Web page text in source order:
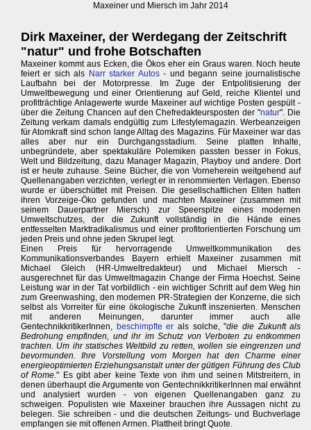
Maxeiner und Miersch im Jahr 2014
Dirk Maxeiner, der Werdegang der Zeitschrift
"natur" und frohe Botschaften
Maxeiner kommt aus Ecken, die Ökos eher ein Graus waren. Noch heute
feiert er sich als Narr starker Autos- und begann seine journalistische
Laufbahn bei der Motorpresse. Im Zuge der Entpolitisierung der
Umweltbewegung und einer Orientierung auf Geld, reiche Klientel und
profitträchtige Anlagewerte wurde Maxeiner auf wichtige Posten gespült -
über die Zeitung Chancen auf den Chefredakteursposten der "natur". Die
Zeitung verkam damals endgültig zum Lifestylemagazin. Werbeanzeigen
für Atomkraft sind schon lange Alltag des Magazins. Für Maxeiner war das
alles aber nur ein Durchgangsstadium. Seine platten Inhalte,
unbegründete, aber spektakuläre Polemiken passten besser in Fokus,
Welt und Bildzeitung, dazu Manager Magazin, Playboy und andere. Dort
ist er heute zuhause. Seine Bücher, die von Vorneherein weitgehend auf
Quellenangaben verzichten, verlegt er in renommierten Verlagen. Ebenso
wurde er überschüttet mit Preisen. Die gesellschaftlichen Eliten hatten
ihren Vorzeige-Öko gefunden und machten Maxeiner (zusammen mit
seinem Dauerpartner Miersch) zur Speerspitze eines modernen
Umweltschutzes, der die Zukunft vollständig in die Hände eines
entfesselten Marktradikalismus und einer profitorientierten Forschung um
jeden Preis und ohne jeden Skrupel legt.
Einen Preis für hervorragende Umweltkommunikation des
Kommunikationsverbandes Bayern erhielt Maxeiner zusammen mit
Michael Gleich (HR-Umweltredakteur) und Michael Miersch -
ausgerechnet für das Umweltmagazin Change der Firma Hoechst. Seine
Leistung war in der Tat vorbildlich - ein wichtiger Schritt auf dem Weg hin
zum Greenwashing, den modernen PR-Strategien der Konzerne, die sich
selbst als Vorreiter für eine ökologische Zukunft inszenierten. Menschen
mit anderen Meinungen, darunter immer auch alle
GentechnikkritikerInnen, beschimpfte er als solche, "die die Zukunft als
Bedrohung empfinden, und ihr im Schutz von Verboten zu entkommen
trachten. Um ihr statisches Weltbild zu retten, wollen sie eingrenzen und
bevormunden. Ihre Vorstellung vom Morgen hat den Charme einer
energieoptimierten Erziehungsanstalt unter der gütigen Führung des Club
of Rome." Es gibt aber keine Texte von ihm und seinen Mitstreitern, in
denen überhaupt die Argumente von GentechnikkritikerInnen mal erwähnt
und analysiert wurden - von eigenen Quellenangaben ganz zu
schweigen. Populisten wie Maxeiner brauchen ihre Aussagen nicht zu
belegen. Sie schreiben - und die deutschen Zeitungs- und Buchverlage
empfangen sie mit offenen Armen. Plattheit bringt Quote.